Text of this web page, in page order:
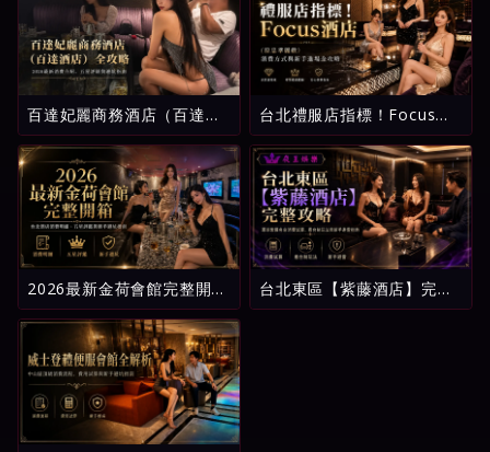
百達妃麗商務酒店（百達酒
店）全攻略：2026最新消費
介紹、五星評級與避坑指南
台北禮服店指標！Focus酒
店（原忠孝麗緻）消費方式
與新手進場全攻略
2026最新金荷會館完整開
箱：台北酒店消費明細、五
星評鑑與新手避坑指南
台北東區【紫藤酒店】完整
攻略：環球紫藤名店消費試